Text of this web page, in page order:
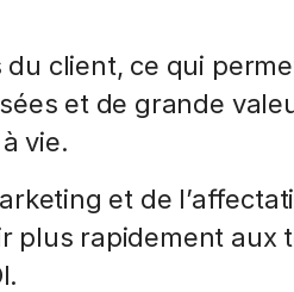
client, ce qui
et de grande
vie.
et de
plus rapidement aux